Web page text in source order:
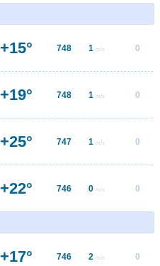
+15° 748 1 m/s 0
+19° 748 1 m/s 0
+25° 747 1 m/s 0
+22° 746 0 m/s 0
+17° 746 2 m/s 0